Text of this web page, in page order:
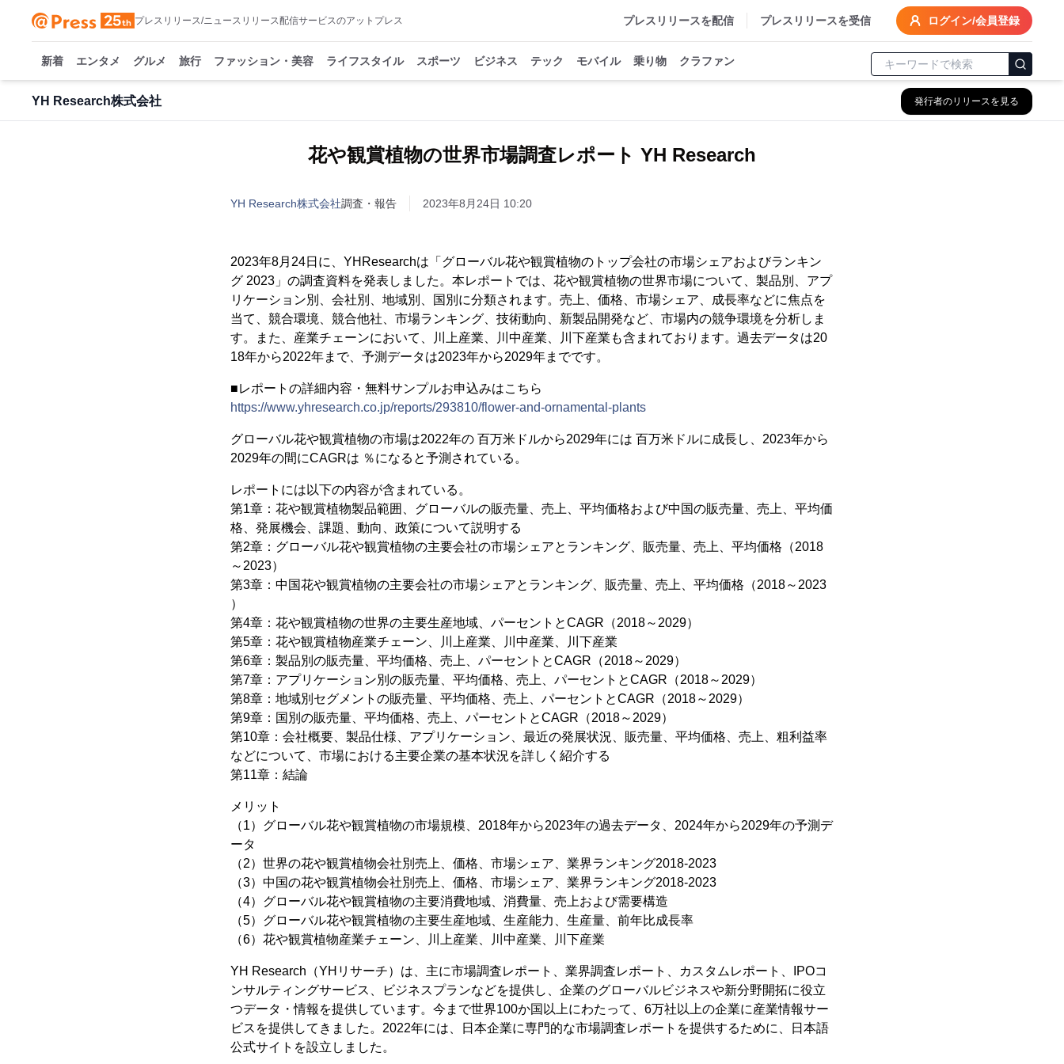
プレスリリース/ニュースリリース配信サービスのアットプレス プレスリリースを配信 プレスリリースを受信 ログイン/会員登録
新着 エンタメ グルメ 旅行 ファッション・美容 ライフスタイル スポーツ ビジネス テック モバイル 乗り物 クラファン
YH Research株式会社 発行者のリリースを見る
花や観賞植物の世界市場調査レポート YH Research
YH Research株式会社調査・報告 2023年8月24日 10:20
2023年8月24日に、YHResearchは「グローバル花や観賞植物のトップ会社の市場シェアおよびランキン
グ 2023」の調査資料を発表しました。本レポートでは、花や観賞植物の世界市場について、製品別、アプ
リケーション別、会社別、地域別、国別に分類されます。売上、価格、市場シェア、成長率などに焦点を
当て、競合環境、競合他社、市場ランキング、技術動向、新製品開発など、市場内の競争環境を分析しま
す。また、産業チェーンにおいて、川上産業、川中産業、川下産業も含まれております。過去データは20
18年から2022年まで、予測データは2023年から2029年までです。
■レポートの詳細内容・無料サンプルお申込みはこちら
https://www.yhresearch.co.jp/reports/293810/flower-and-ornamental-plants
グローバル花や観賞植物の市場は2022年の 百万米ドルから2029年には 百万米ドルに成長し、2023年から
2029年の間にCAGRは ％になると予測されている。
レポートには以下の内容が含まれている。
第1章：花や観賞植物製品範囲、グローバルの販売量、売上、平均価格および中国の販売量、売上、平均価
格、発展機会、課題、動向、政策について説明する
第2章：グローバル花や観賞植物の主要会社の市場シェアとランキング、販売量、売上、平均価格（2018
～2023）
第3章：中国花や観賞植物の主要会社の市場シェアとランキング、販売量、売上、平均価格（2018～2023
）
第4章：花や観賞植物の世界の主要生産地域、パーセントとCAGR（2018～2029）
第5章：花や観賞植物産業チェーン、川上産業、川中産業、川下産業
第6章：製品別の販売量、平均価格、売上、パーセントとCAGR（2018～2029）
第7章：アプリケーション別の販売量、平均価格、売上、パーセントとCAGR（2018～2029）
第8章：地域別セグメントの販売量、平均価格、売上、パーセントとCAGR（2018～2029）
第9章：国別の販売量、平均価格、売上、パーセントとCAGR（2018～2029）
第10章：会社概要、製品仕様、アプリケーション、最近の発展状況、販売量、平均価格、売上、粗利益率
などについて、市場における主要企業の基本状況を詳しく紹介する
第11章：結論
メリット
（1）グローバル花や観賞植物の市場規模、2018年から2023年の過去データ、2024年から2029年の予測デ
ータ
（2）世界の花や観賞植物会社別売上、価格、市場シェア、業界ランキング2018-2023
（3）中国の花や観賞植物会社別売上、価格、市場シェア、業界ランキング2018-2023
（4）グローバル花や観賞植物の主要消費地域、消費量、売上および需要構造
（5）グローバル花や観賞植物の主要生産地域、生産能力、生産量、前年比成長率
（6）花や観賞植物産業チェーン、川上産業、川中産業、川下産業
YH Research（YHリサーチ）は、主に市場調査レポート、業界調査レポート、カスタムレポート、IPOコ
ンサルティングサービス、ビジネスプランなどを提供し、企業のグローバルビジネスや新分野開拓に役立
つデータ・情報を提供しています。今まで世界100か国以上にわたって、6万社以上の企業に産業情報サー
ビスを提供してきました。2022年には、日本企業に専門的な市場調査レポートを提供するために、日本語
公式サイトを設立しました。